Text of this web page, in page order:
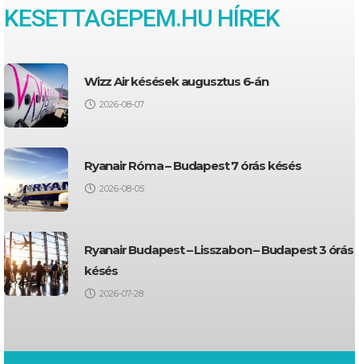
KESETTAGEPEM.HU HÍREK
Wizz Air késések augusztus 6-án
2026-08-07
Ryanair Róma – Budapest 7 órás késés
2026-08-05
Ryanair Budapest – Lisszabon – Budapest 3 órás
késés
2026-07-28